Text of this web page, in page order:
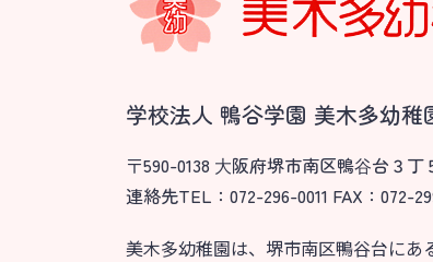
学校法人 鴨谷学園 美木多幼稚
〒590-0138 ⼤阪府堺市南区鴨⾕台３丁
連絡先TEL：072-296-0011 FAX：072-
美木多幼稚園は、堺市南区鴨谷台に